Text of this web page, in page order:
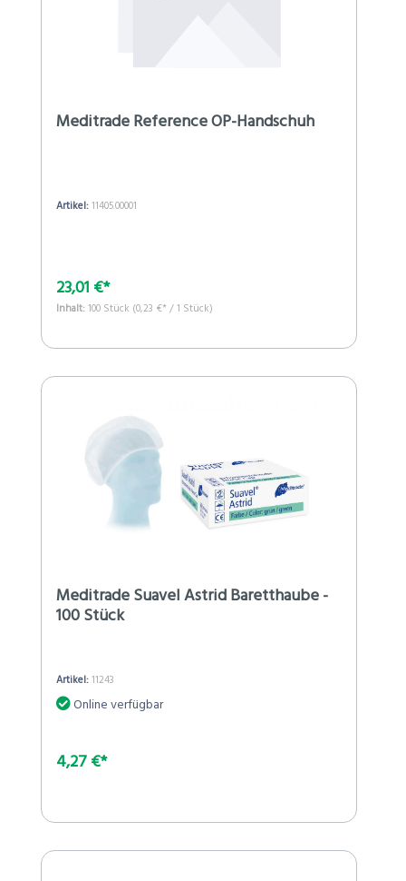
Meditrade Reference OP-Handschuh
Artikel:11405.00001
23,01 €*
Inhalt:100 Stück (0,23 €* / 1 Stück)
Meditrade Suavel Astrid Baretthaube -
100 Stück
Artikel:11243
Online verfügbar
4,27 €*